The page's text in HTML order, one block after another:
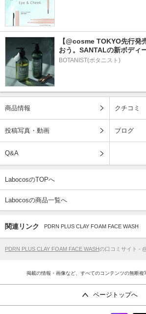
【@cosme TOKYO先行発
おう。SANTALの新ボディ
BOTANIST(ボタニスト)
商品情報 クチコミ
投稿写真・動画 ブログ
Q&A
LabocosのTOPへ
Labocosの商品一覧へ
関連リンク PDRN PLUS CLAY FOAM FACE WASH
PDRN PLUS CLAY FOAM FACE WASHの口コミサイト -
掲載の情報・画像など、すべてのコンテンツの無断複
ページトップへ